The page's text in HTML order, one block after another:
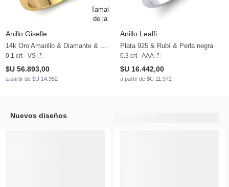
Anillo Giselle
14k Oro Amarillo & Diamante & Perla blanca
0.1 crt - VS
$U 56.893,00
a partir de $U 14.952
Anillo Lealfi
Plata 925 & Rubí & Perla negra
0.3 crt - AAA
$U 16.442,00
a partir de $U 11.972
Nuevos diseños